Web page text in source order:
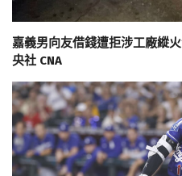
嘉義男向友借錢遭拒涉工廠縱
央社 CNA